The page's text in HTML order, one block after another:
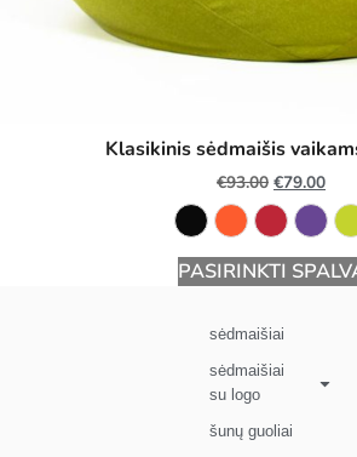
Klasikinis sėdmaišis
€93.00 €79.00
PASIRINKTI
sėdmaišiai
sėdmaišiai
su logo
šunų guoliai